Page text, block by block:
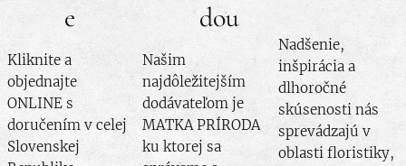
e
Kliknite a
objednajte
ONLINE s
doručením v celej
Slovenskej
dou
Našim
najdôležitejším
dodávateľom je
MATKA PRÍRODA
ku ktorej sa
Nadšenie,
inšpirácia a
dlhoročné
skúsenosti nás
sprevádzajú v
oblasti floristiky,